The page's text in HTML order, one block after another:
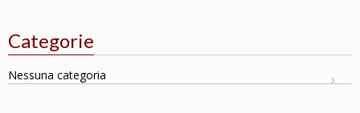
Categorie
Nessuna categoria